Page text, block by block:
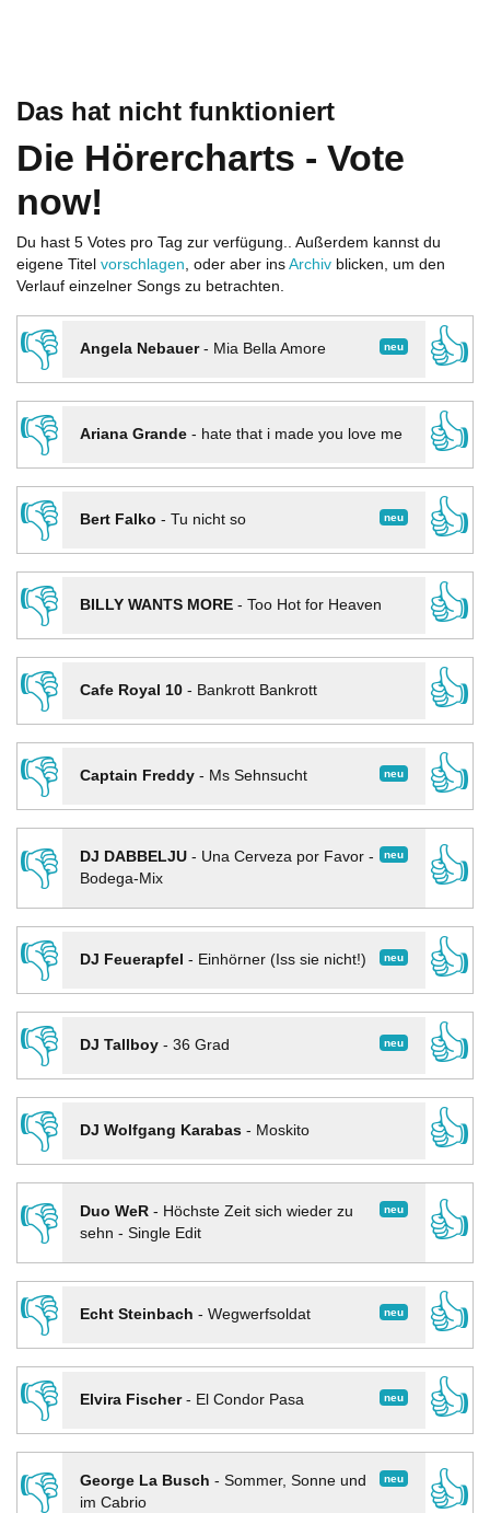
Das hat nicht funktioniert
Die Hörercharts - Vote
now!
Du hast 5 Votes pro Tag zur verfügung.. Außerdem kannst du
eigene Titel vorschlagen, oder aber ins Archiv blicken, um den
Verlauf einzelner Songs zu betrachten.
👎 neu
Angela Nebauer- Mia Bella Amore
👍
👎
Ariana Grande- hate that i made you love me
👍
👎
neu
Bert Falko - Tu nicht so
👍
👎
BILLY WANTS MORE- Too Hot for Heaven
👍
👎
Cafe Royal 10- Bankrott Bankrott
👍
👎
neu
Captain Freddy- Ms Sehnsucht
👍
👎
neu
DJ DABBELJU- Una Cerveza por Favor -
Bodega-Mix
👍
👎
neu
DJ Feuerapfel - Einhörner (Iss sie nicht!)
👍
👎
neu
DJ Tallboy- 36 Grad
👍
👎
DJ Wolfgang Karabas- Moskito
👍
👎
neu
Duo WeR- Höchste Zeit sich wieder zu
sehn - Single Edit
👍
👎
neu
Echt Steinbach - Wegwerfsoldat
👍
👎
neu
Elvira Fischer- El Condor Pasa
👍
👎
neu
George La Busch - Sommer, Sonne und
im Cabrio
👍